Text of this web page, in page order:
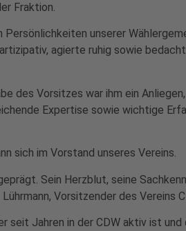
Fraktion.
unserer
agierte ruhig sowie bedacht
des Vorsitzes war ihm ein
Expertise sowie wichtige
sich im Vorstand unseres Vereins.
Sein Herzblut, seine
Vorsitzender des Vereins
seit Jahren in der CDW aktiv ist